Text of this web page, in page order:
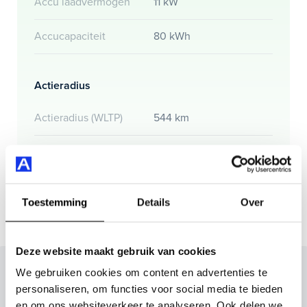
Toestemming Details Over
Deze website maakt gebruik van cookies
We gebruiken cookies om content en advertenties te
personaliseren, om functies voor social media te bieden
Accucapaciteit 80 kWh
Actieradius
Actieradius (WLTP) 544 km
Inruilvoorstel op deze auto?
Vul hier je gegevens in en vergeet niet foto's van je